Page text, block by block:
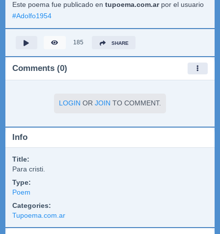
Este poema fue publicado en tupoema.com.arpor el usuario
#Adolfo1954
185 SHARE
Comments (0)
LOGIN OR JOIN TO COMMENT.
Info
Title:
Para cristi.
Type:
Poem
Categories:
Tupoema.com.ar